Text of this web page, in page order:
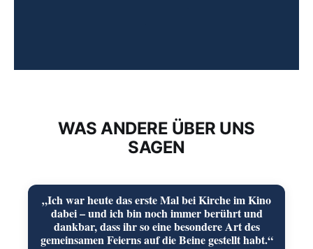
WAS ANDERE ÜBER UNS
SAGEN
„Ich war heute das erste Mal bei Kirche im Kino
dabei – und ich bin noch immer berührt und
dankbar, dass ihr so eine besondere Art des
gemeinsamen Feierns auf die Beine gestellt habt.“